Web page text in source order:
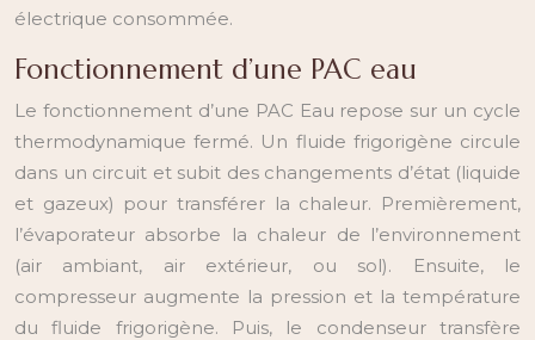
électrique consommée.
Fonctionnement d’une PAC eau
Le fonctionnement d’une PAC Eau repose sur un cycle
thermodynamique fermé. Un fluide frigorigène circule
dans un circuit et subit des changements d’état (liquide
et gazeux) pour transférer la chaleur. Premièrement,
l’évaporateur absorbe la chaleur de l’environnement
(air ambiant, air extérieur, ou sol). Ensuite, le
compresseur augmente la pression et la température
du fluide frigorigène. Puis, le condenseur transfère